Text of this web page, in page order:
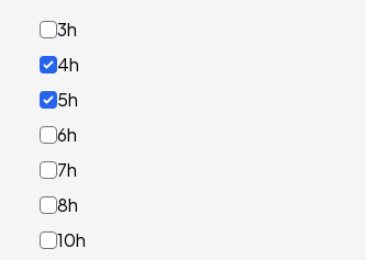
3h
4h
5h
6h
7h
8h
10h